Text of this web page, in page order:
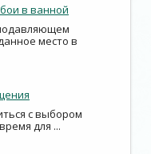
в ванной
место в
с выбором
для ...